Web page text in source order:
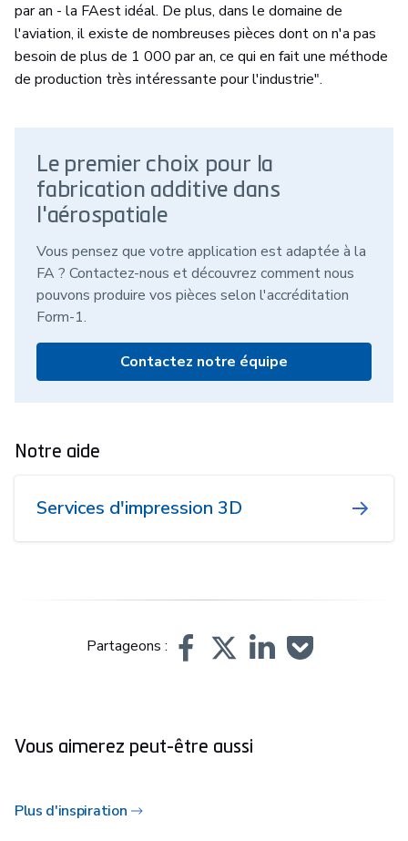
par an - la FAest idéal. De plus, dans le domaine de
l'aviation, il existe de nombreuses pièces dont on n'a pas
besoin de plus de 1 000 par an, ce qui en fait une méthode
de production très intéressante pour l'industrie".
Le premier choix pour la
fabrication additive dans
l'aérospatiale
Vous pensez que votre application est adaptée à la
FA ? Contactez-nous et découvrez comment nous
pouvons produire vos pièces selon l'accréditation
Form-1.
Contactez notre équipe
Notre aide
Services d'impression 3D
Partageons :
Vous aimerez peut-être aussi
Plus d'inspiration